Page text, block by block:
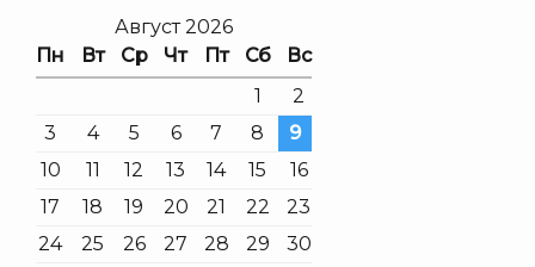
Август 2026
Пн
Вт Ср Чт Пт Сб
Вс
1
2
3
4 5 6 7 8
9
10
11 12 13 14 15
16
17
18 19 20 21 22
23
24
25 26 27 28 29
30